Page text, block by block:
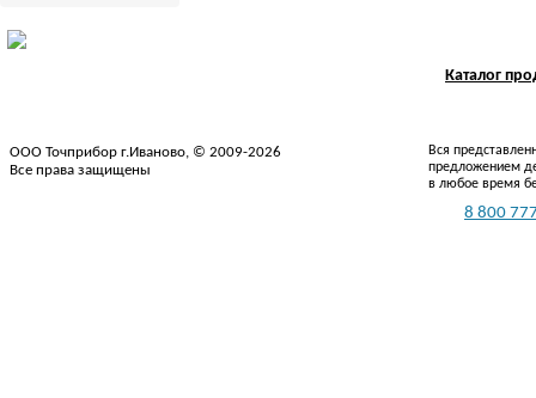
ООО Точприбор г.Иваново, © 2009-2026
Все права защищены
Каталог
Вся
предложением
в любое время
8 800